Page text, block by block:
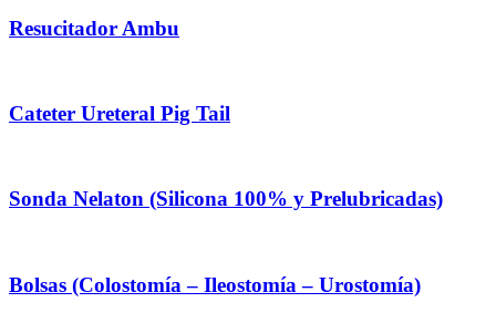
Resucitador Ambu
Cateter Ureteral Pig Tail
Sonda Nelaton (Silicona 100% y Prelubricadas)
Bolsas (Colostomía – Ileostomía – Urostomía)